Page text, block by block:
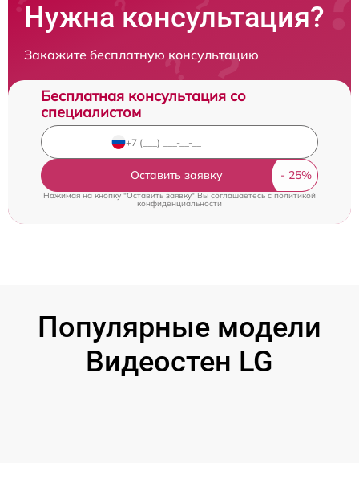
Нужна консультация?
Закажите бесплатную консультацию
Бесплатная консультация со
специалистом
Оставить заявку
Нажимая на кнопку "Оставить заявку" Вы соглашаетесь c политикой
конфиденциальности
Популярные модели
Видеостен LG